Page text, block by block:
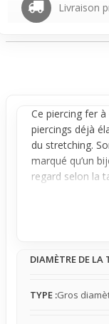
Livraison
Ce piercing fer à
piercings déjà
du stretching.
marqué qu’un
regard selon la
quotidien,
réduisant les
DIAMÈTRE DE LA
TYPE :Gros